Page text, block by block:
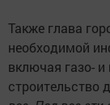
Также глава
необходимой
включая газо-
строительство